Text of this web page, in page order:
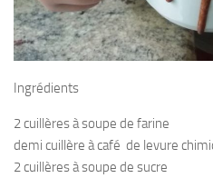
Ingrédients
2 cuillères à soupe de farine
demi cuillère à café de levure
2 cuillères à soupe de sucre